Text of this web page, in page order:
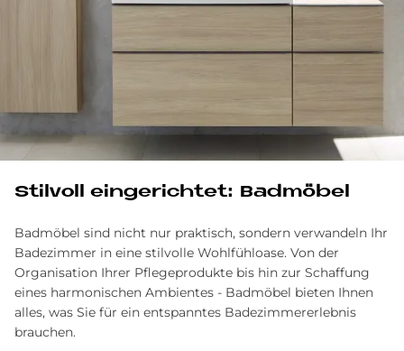
Stil­voll ein­ge­rich­tet: Bad­mö­bel
Badmöbel sind nicht nur praktisch, sondern ver­wandeln Ihr
Bade­zimmer in eine stil­volle Wohlfühl­oase. Von der
Organisation Ihrer Pflege­produkte bis hin zur Schaf­fung
eines harmonischen Ambientes - Bad­möbel bieten Ihnen
alles, was Sie für ein entspanntes Badezimmer­erlebnis
brauchen.